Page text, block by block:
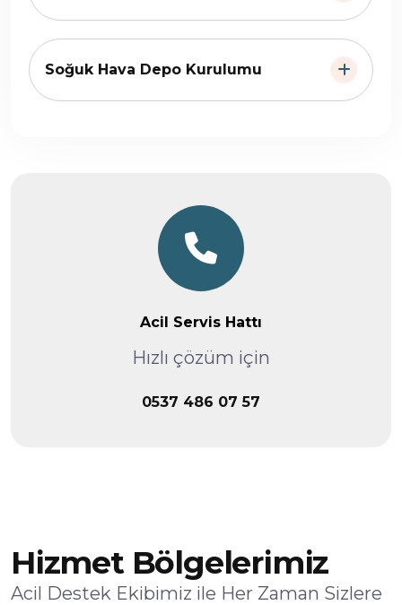
Soğuk Hava Depo Kurulumu
Acil Servis Hattı
Hızlı çözüm için
0537 486 07 57
Hizmet Bölgelerimiz
Acil Destek Ekibimiz ile Her Zaman Sizlere